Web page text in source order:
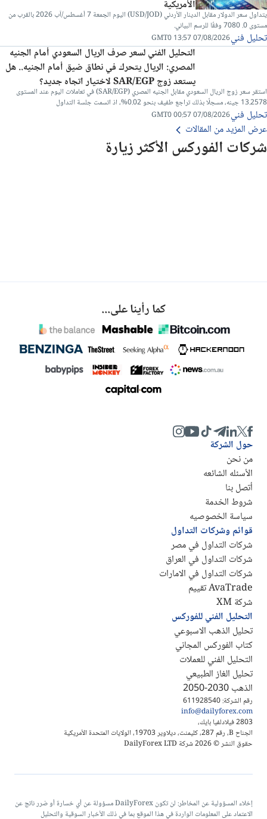
شركات الفوركس الأكثر زيارة
الأمريكية
يتداول سعر الدولار مقابل الدينار الأردني (USD/JOD) اليوم الجمعة 7 أغسطس/آب 2026 بالقرب من
مستوى 0. 7080 وفقًا للرسم البياني.
تحليل فني07/08/2026 13:57 GMT0
التحليل الفني لسعر صرف الريال السعودي أمام الجنيه
المصري: الريال يتحرك في نطاق ضيق أمام الجنيه.. هل
يستعد زوج SAR/EGP لاختيار اتجاه جديد؟
استقر سعر زوج الريال السعودي مقابل الجنيه المصري (SAR/EGP) في تعاملات اليوم عند المستوى
13.2578 جينه، مسجلًا بذلك تراجع طفيف بنحو 0.02%، اذ اتسمت جلسة التداول
تحليل فني07/08/2026 00:57 GMT0
عرض المزيد من المقالات
كما رأينا على...
رقم الشركة: 611928540
info@dailyforex.com
2803 فيلادلفيا بايك،
الجناح B، رقم 287، كليمنت، ديلاوير 19703، الولايات المتحدة الأمريكية
حقوق النشر © 2026 شركة DailyForex LTD
حول الشركة
من نحن
الأسئله الشائعه
أتصل بنا
شروط الخدمة
سياسة الخصوصيه
قوائم وشركات التداول
شركات التداول في مصر
شركات التداول في العراق
شركات التداول في الامارات
AvaTrade تقييم
شركة XM
التحليل الفني للفوركس
تحليل الذهب الاسبوعي
كتاب الفوركس المجاني
التحليل الفني للعملات
تحليل الغاز الطبيعي
الذهب 2030-2050
إخلاء المسؤولية عن المخاطر: لن تكون DailyForex مسؤولة عن أي خسارة أو ضرر ناتج عن
الاعتماد على المعلومات الواردة في هذا الموقع بما في ذلك الأخبار السوقية والتحليل